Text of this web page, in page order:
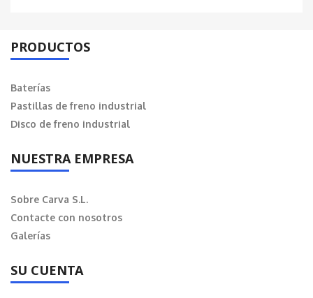
PRODUCTOS
Baterías
Pastillas de freno industrial
Disco de freno industrial
NUESTRA EMPRESA
Sobre Carva S.L.
Contacte con nosotros
Galerías
SU CUENTA